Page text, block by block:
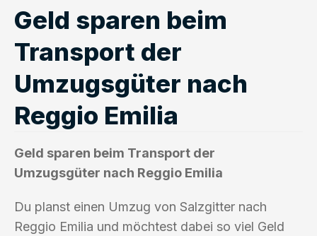
Geld sparen beim
Transport der
Umzugsgüter nach
Reggio Emilia
Geld sparen beim Transport der
Umzugsgüter nach Reggio Emilia
Du planst einen Umzug von Salzgitter nach
Reggio Emilia und möchtest dabei so viel Geld